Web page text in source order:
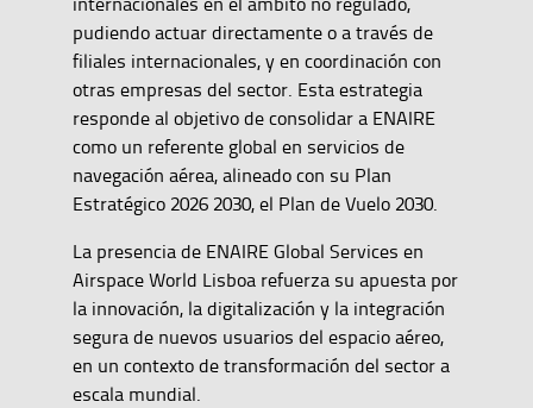
pudiendo actuar directamente o a través de
filiales internacionales, y en coordinación con
otras empresas del sector. Esta estrategia
responde al objetivo de consolidar a ENAIRE
como un referente global en servicios de
navegación aérea, alineado con su Plan
Estratégico 2026 2030, el Plan de Vuelo 2030.
La presencia de ENAIRE Global Services en
Airspace World Lisboa refuerza su apuesta por
la innovación, la digitalización y la integración
segura de nuevos usuarios del espacio aéreo,
en un contexto de transformación del sector a
escala mundial.